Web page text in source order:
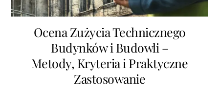
Ocena Zużycia Technicznego
Budynków i Budowli –
Metody, Kryteria i Praktyczne
Zastosowanie